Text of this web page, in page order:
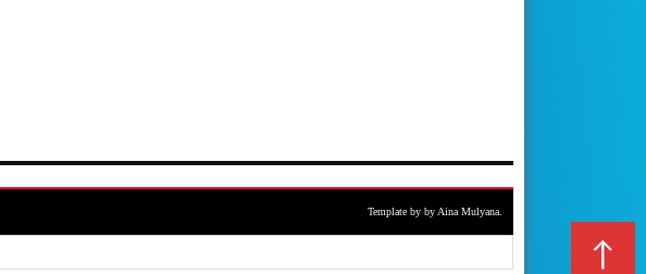
Template by by Aina Mulyana.
↑